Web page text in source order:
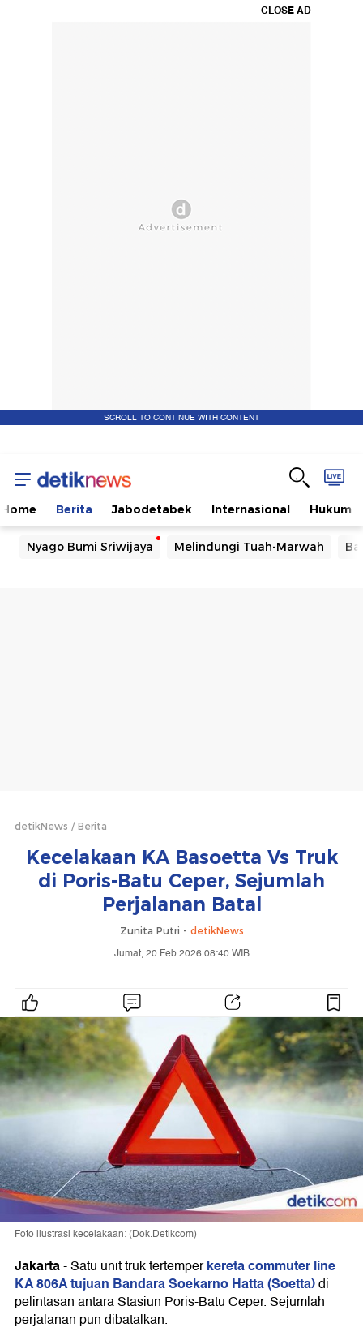
CLOSE AD
SCROLL TO CONTINUE WITH CONTENT
Home Berita Jabodetabek Internasional Hukum
Nyago Bumi Sriwijaya Melindungi Tuah-Marwah
detikNews Berita
Kecelakaan KA Basoetta Vs Truk
di Poris-Batu Ceper, Sejumlah
Perjalanan Batal
Zunita Putri - detikNews
Jumat, 20 Feb 2026 08:40 WIB
Foto ilustrasi kecelakaan: (Dok.Detikcom)
Jakarta-Satu unit truk tertemperkereta commuter line
KA 806A tujuan Bandara Soekarno Hatta (Soetta)di
pelintasan antara Stasiun Poris-Batu Ceper. Sejumlah
perjalanan pun dibatalkan.